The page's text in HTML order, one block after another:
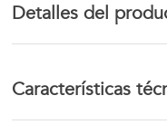
Detalles del
Características